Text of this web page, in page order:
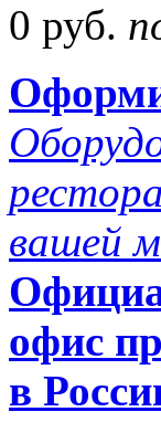
0 руб.
вашей
офис
в